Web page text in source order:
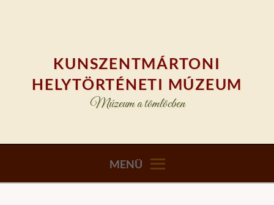
KUNSZENTMÁRTONI
HELYTÖRTÉNETI MÚZEUM
Múzeum a tömlöcben
MENÜ